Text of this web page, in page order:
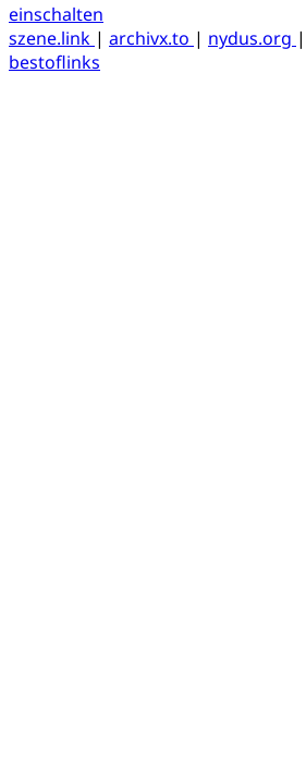
einschalten
szene.link | archivx.to | nydus.org |
bestoflinks